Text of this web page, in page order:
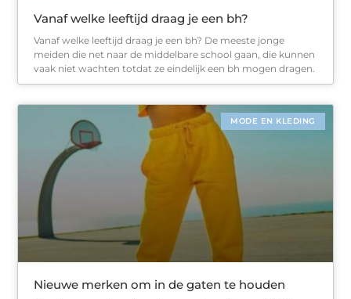
Vanaf welke leeftijd draag je een bh?
Vanaf welke leeftijd draag je een bh? De meeste jonge
meiden die net naar de middelbare school gaan, die kunnen
vaak niet wachten totdat ze eindelijk een bh mogen dragen.
MODE EN KLEDING
Nieuwe merken om in de gaten te houden